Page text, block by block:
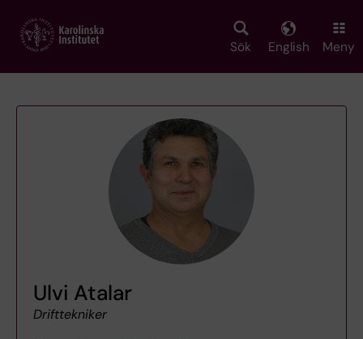
main
Sök English Meny
Ulvi Atalar
Drifttekniker